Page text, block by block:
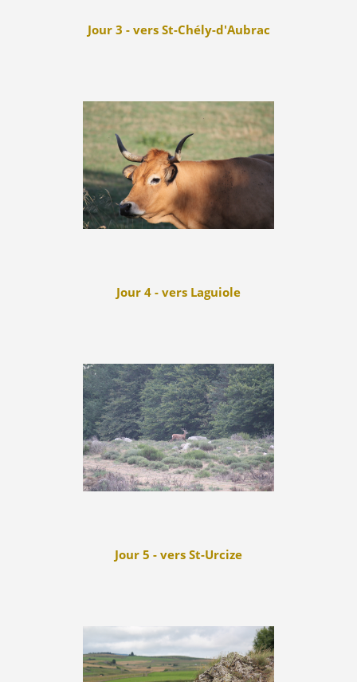
Jour 3 - vers St-Chély-d'Aubrac
Jour 4 - vers Laguiole
Jour 5 - vers St-Urcize